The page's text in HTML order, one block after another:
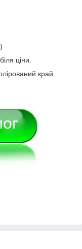
ціни.
край